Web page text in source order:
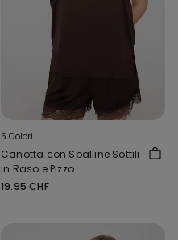
5 Colori
Canotta con Spalline Sottili
in Raso e Pizzo
19.95 CHF